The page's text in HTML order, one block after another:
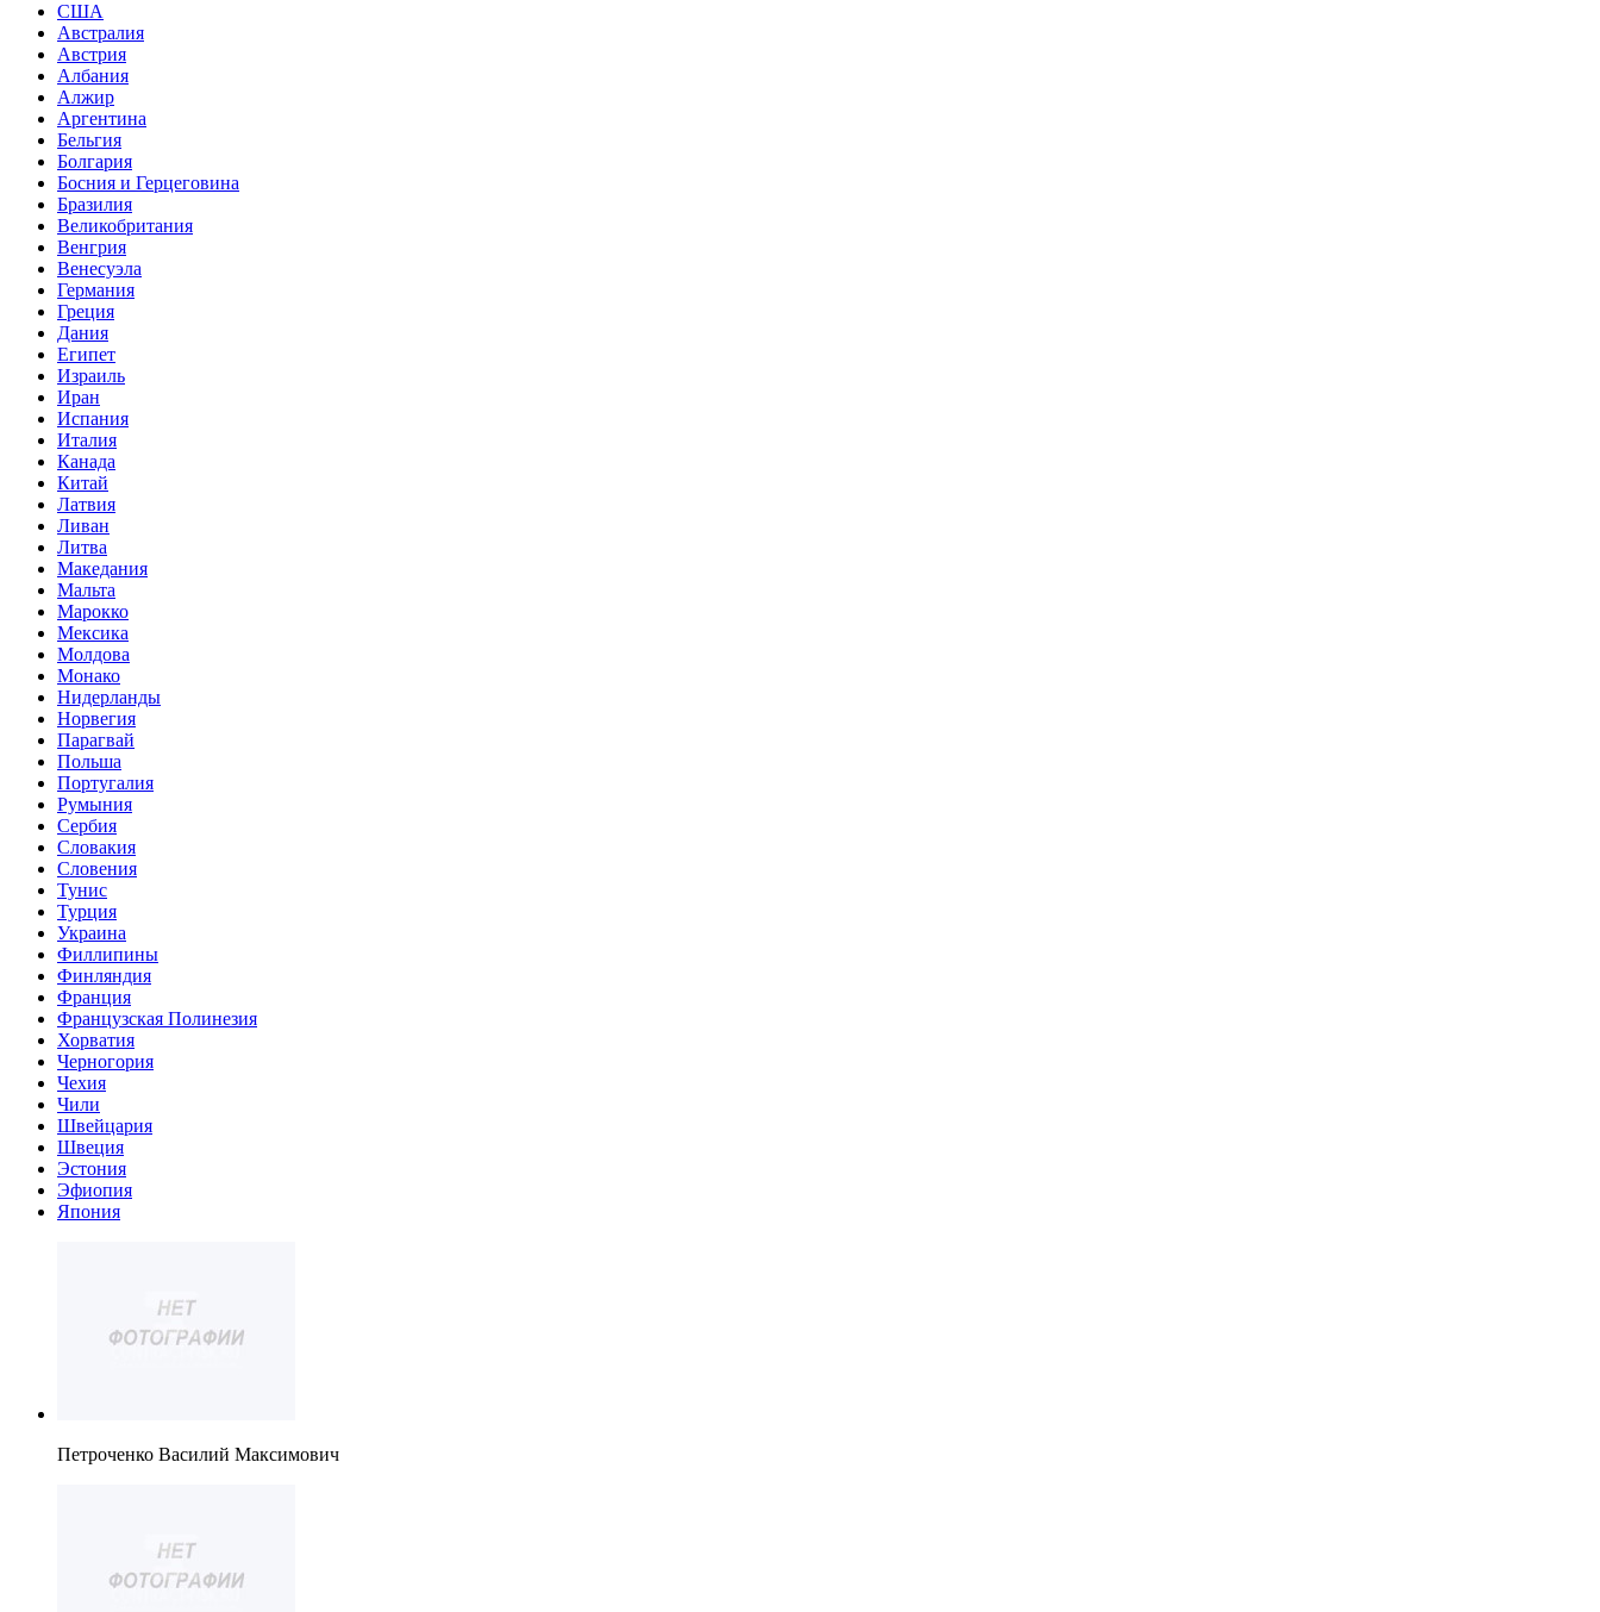
США
Австралия
Австрия
Албания
Алжир
Аргентина
Бельгия
Болгария
Босния и Герцеговина
Бразилия
Великобритания
Венгрия
Венесуэла
Германия
Греция
Дания
Египет
Израиль
Иран
Испания
Италия
Канада
Китай
Латвия
Ливан
Литва
Македания
Мальта
Марокко
Мексика
Молдова
Монако
Нидерланды
Норвегия
Парагвай
Польша
Португалия
Румыния
Сербия
Словакия
Словения
Тунис
Турция
Украина
Филлипины
Финляндия
Франция
Французская Полинезия
Хорватия
Черногория
Чехия
Чили
Швейцария
Швеция
Эстония
Эфиопия
Япония
Петроченко Василий Максимович